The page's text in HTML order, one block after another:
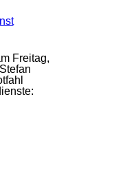
Freitag,